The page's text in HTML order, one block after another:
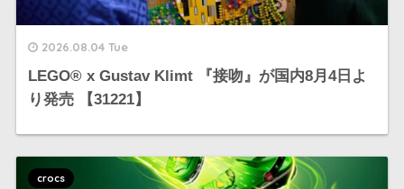
2026.08.04 Tue
LEGO®︎ x Gustav Klimt 『接吻』が国内8月4日よ
り発売 【31221】
crocs